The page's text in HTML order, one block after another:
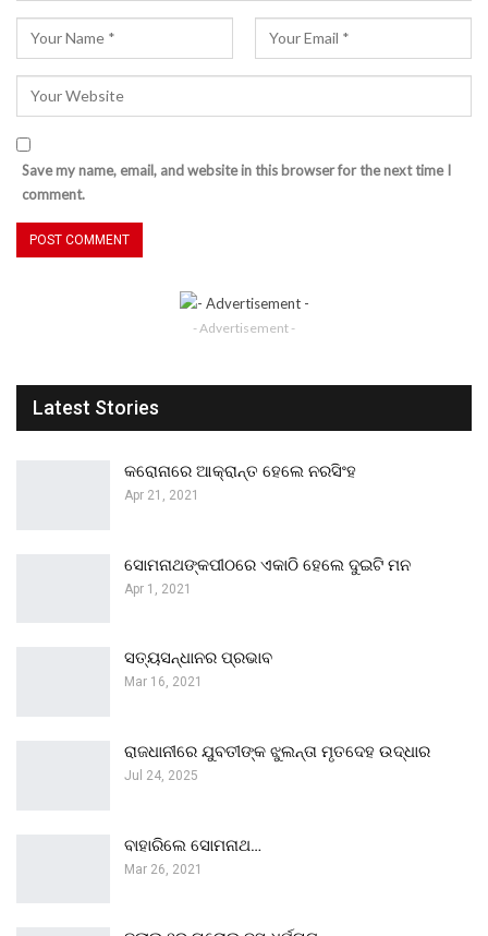
Save my name, email, and website in this browser for the next time I
comment.
- Advertisement -
Latest Stories
କରୋନାରେ ଆକ୍ରାନ୍ତ ହେଲେ ନରସିଂହ
Apr 21, 2021
ସୋମନାଥଙ୍କପୀଠରେ ଏକାଠି ହେଲେ ଦୁଇଟି ମନ
Apr 1, 2021
ସତ୍ୟସନ୍ଧାନର ପ୍ରଭାବ
Mar 16, 2021
ରାଜଧାନୀରେ ଯୁବତୀଙ୍କ ଝୁଲନ୍ତା ମୃତଦେହ ଉଦ୍ଧାର
Jul 24, 2025
ବାହାରିଲେ ସୋମନାଥ…
Mar 26, 2021